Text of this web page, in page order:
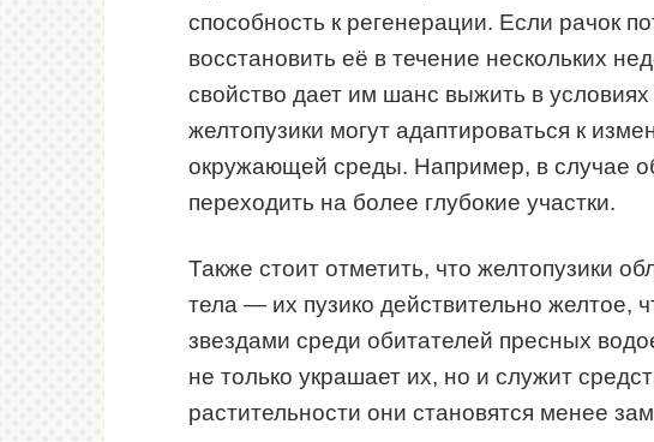
способность к регенерации. Если рачок
восстановить её в течение нескольких
свойство дает им шанс выжить в
желтопузики могут адаптироваться к
окружающей среды. Например, в случае
переходить на более глубокие участки.
Также стоит отметить, что желтопузики
тела — их пузико действительно желтое,
звездами среди обитателей пресных
не только украшает их, но и служит
растительности они становятся менее